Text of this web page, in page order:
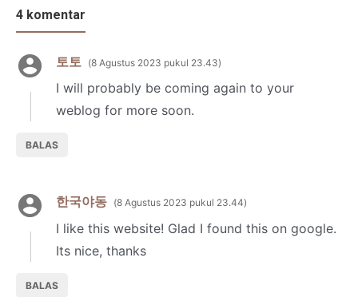
4 komentar
토토 8 Agustus 2023 pukul 23.43
I will probably be coming again to your
weblog for more soon.
BALAS
한국야동 8 Agustus 2023 pukul 23.44
I like this website! Glad I found this on google.
Its nice, thanks
BALAS